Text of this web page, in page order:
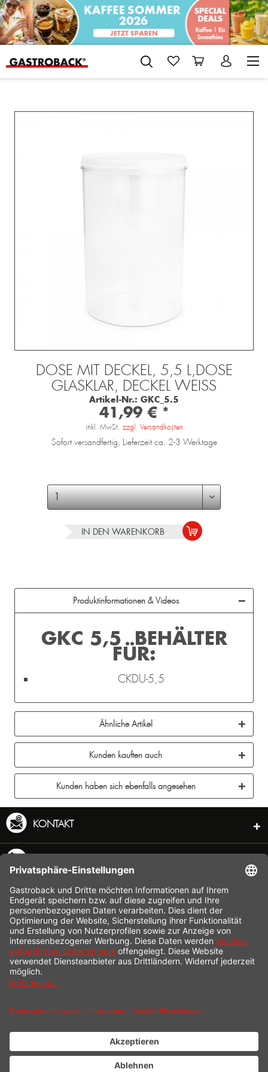
DOSE MIT DECKEL, 5,5 L,DOSE
GLASKLAR, DECKEL WEISS
Artikel-Nr.: GKC_5.5
41,99 € *
inkl. MwSt. zzgl. Versandkosten
Sofort versandfertig, Lieferzeit ca. 2-3 Werktage
IN DEN WARENKORB
Produktinformationen & Videos
GKC 5,5 BEHÄLTER
FÜR:
CKDU-5,5
Ähnliche Artikel
Kunden kauften auch
Kunden haben sich ebenfalls angesehen
KONTAKT
INFORMATION
SHOP SERVICE
VERSAND
* Alle Preise inkl. gesetzl. Mehrwertsteuer zzgl.
Nachnahmegebühren, wenn nicht anders beschrieben